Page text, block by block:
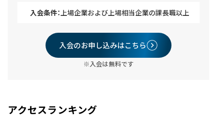
入会条件： 上場企業および上場相当企業の課長職以上
入会のお申し込みはこちら
※入会は無料です
アクセスランキング